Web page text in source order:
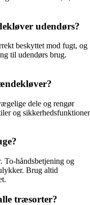
udendørs?
beskyttet mod fugt, og
til udendørs brug.
dele og rengør
og sikkerhedsfunktioner
To-håndsbetjening og
Brug altid
træsorter?